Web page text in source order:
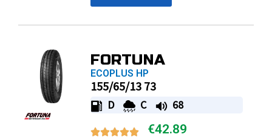
FORTUNA
ECOPLUS HP
155/65/13 73
D C 68
€42.89